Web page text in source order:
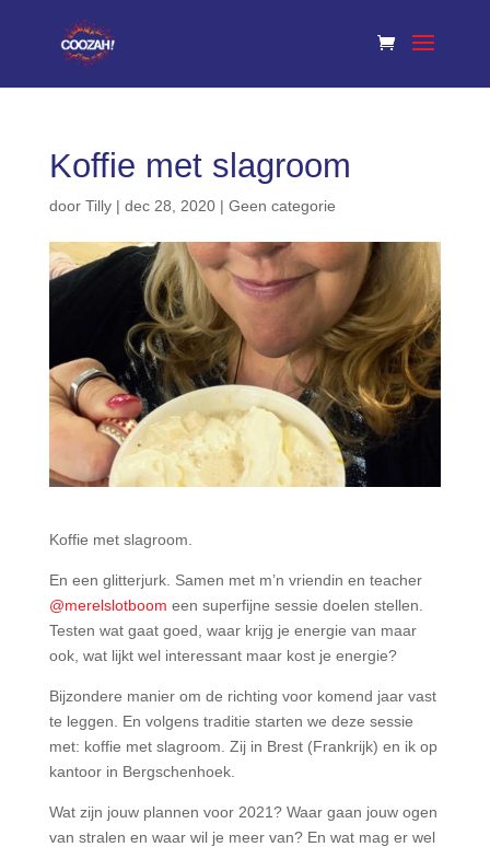
Koffie met slagroom
door Tilly| dec 28, 2020| Geen categorie
Koffie met slagroom.
En een glitterjurk. Samen met m’n vriendin en teacher
@merelslotboom een superfijne sessie doelen stellen.
Testen wat gaat goed, waar krijg je energie van maar
ook, wat lijkt wel interessant maar kost je energie?
Bijzondere manier om de richting voor komend jaar vast
te leggen. En volgens traditie starten we deze sessie
met: koffie met slagroom. Zij in Brest (Frankrijk) en ik op
kantoor in Bergschenhoek.
Wat zijn jouw plannen voor 2021? Waar gaan jouw ogen
van stralen en waar wil je meer van? En wat mag er wel